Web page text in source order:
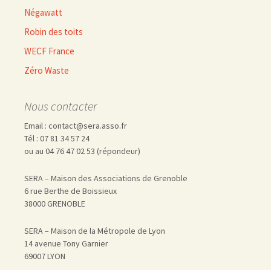
Négawatt
Robin des toits
WECF France
Zéro Waste
Nous contacter
Email : contact@sera.asso.fr
Tél : 07 81 34 57 24
ou au 04 76 47 02 53 (répondeur)
SERA – Maison des Associations de Grenoble
6 rue Berthe de Boissieux
38000 GRENOBLE
SERA – Maison de la Métropole de Lyon
14 avenue Tony Garnier
69007 LYON